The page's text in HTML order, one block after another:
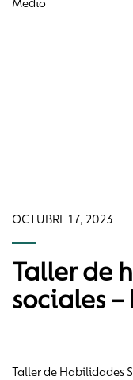
Medio
OCTUBRE 17, 2023
Taller de
sociales
Taller de Habilidades